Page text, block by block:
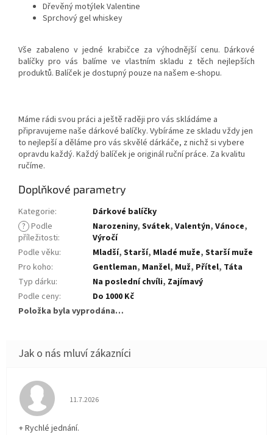
Dřevěný motýlek Valentine
Sprchový gel whiskey
Vše zabaleno v jedné krabičce za výhodnější cenu. Dárkové
balíčky pro vás balíme ve vlastním skladu z těch nejlepších
produktů. Balíček je dostupný pouze na našem e-shopu.
Máme rádi svou práci a ještě raději pro vás skládáme a
připravujeme naše dárkové balíčky. Vybíráme ze skladu vždy jen
to nejlepší a děláme pro vás skvělé dárkáče, z nichž si vybere
opravdu každý. Každý balíček je originál ruční práce. Za kvalitu
ručíme.
Doplňkové parametry
Kategorie:
Dárkové balíčky
? Podle
příležitosti:
Narozeniny, Svátek, Valentýn, Vánoce,
Výročí
Podle věku: Mladší, Starší, Mladé muže, Starší muže
Pro koho: Gentleman, Manžel, Muž, Přítel, Táta
Typ dárku: Na poslední chvíli, Zajímavý
Podle ceny:
Do 1000 Kč
Položka byla vyprodána…
Hodnocení obchodu je 5 z 5 hvězdiček.
11.7.2026
+ Rychlé jednání.